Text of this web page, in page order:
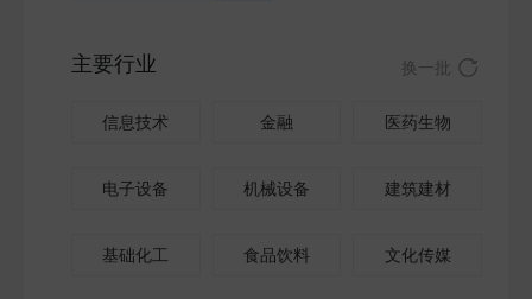
主要行业 换一批
信息技术 金融 医药生物
电子设备 机械设备 建筑建材
基础化工 食品饮料 文化传媒